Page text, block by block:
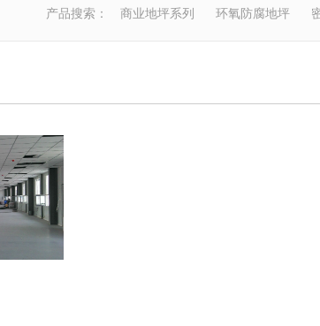
产品搜索： 商业地坪系列 环氧防腐地坪